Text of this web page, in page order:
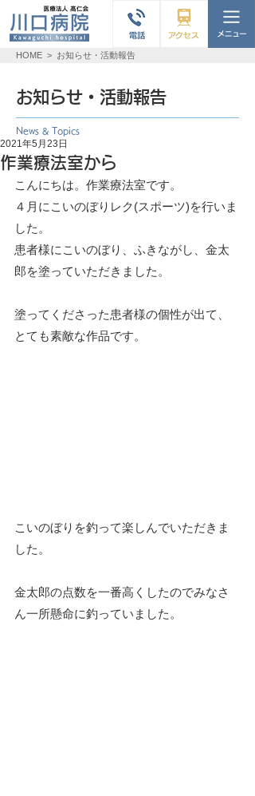
HOME > お知らせ・活動報告
お知らせ・活動報告
News & Topics
作業療法室から
2021年5月23日
こんにちは。作業療法室です。
４月にこいのぼりレク(スポーツ)を行いま
した。
患者様にこいのぼり、ふきながし、金太
郎を塗っていただきました。
塗ってくださった患者様の個性が出て、
とても素敵な作品です。
こいのぼりを釣って楽しんでいただきま
した。
金太郎の点数を一番高くしたのでみなさ
ん一所懸命に釣っていました。